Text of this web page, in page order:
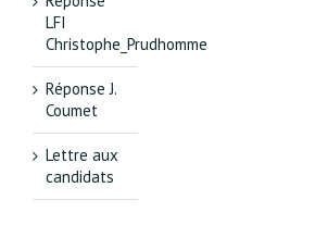
LFI
Christophe_Prudhomme
Réponse J.
Coumet
Lettre aux
candidats